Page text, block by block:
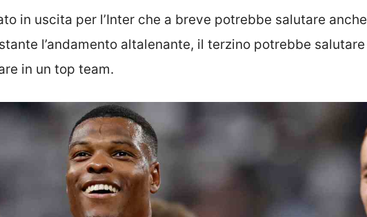
in uscita per l’Inter che a breve potrebbe salutare anche
l’andamento altalenante, il terzino potrebbe salutare
in un top team.